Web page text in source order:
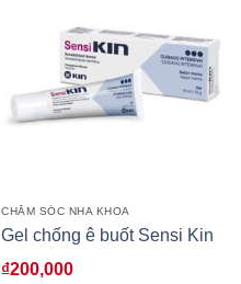
CHĂM SÓC NHA KHOA
Gel chống ê buốt Sensi Kin
₫200,000